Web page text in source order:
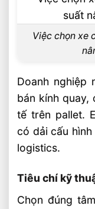
Việc chọn xe
Doanh nghiệp
bán kính quay,
tế trên pallet.
có dải cấu
logistics.
Tiêu chí kỹ
Chọn đúng